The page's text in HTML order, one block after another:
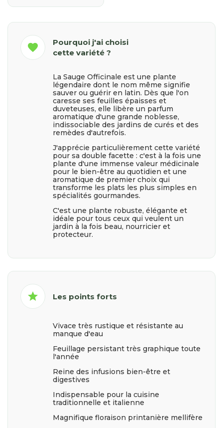
favorite
Pourquoi j'ai choisi
cette variété ?
La Sauge Officinale est une plante
légendaire dont le nom même signifie
sauver ou guérir en latin. Dès que l'on
caresse ses feuilles épaisses et
duveteuses, elle libère un parfum
aromatique d'une grande noblesse,
indissociable des jardins de curés et des
remèdes d'autrefois.
J'apprécie particulièrement cette variété
pour sa double facette : c'est à la fois une
plante d'une immense valeur médicinale
pour le bien-être au quotidien et une
aromatique de premier choix qui
transforme les plats les plus simples en
spécialités gourmandes.
C'est une plante robuste, élégante et
idéale pour tous ceux qui veulent un
jardin à la fois beau, nourricier et
protecteur.
star Les points forts
Vivace très rustique et résistante au
manque d'eau
Feuillage persistant très graphique toute
l'année
Reine des infusions bien-être et
digestives
Indispensable pour la cuisine
traditionnelle et italienne
Magnifique floraison printanière mellifère